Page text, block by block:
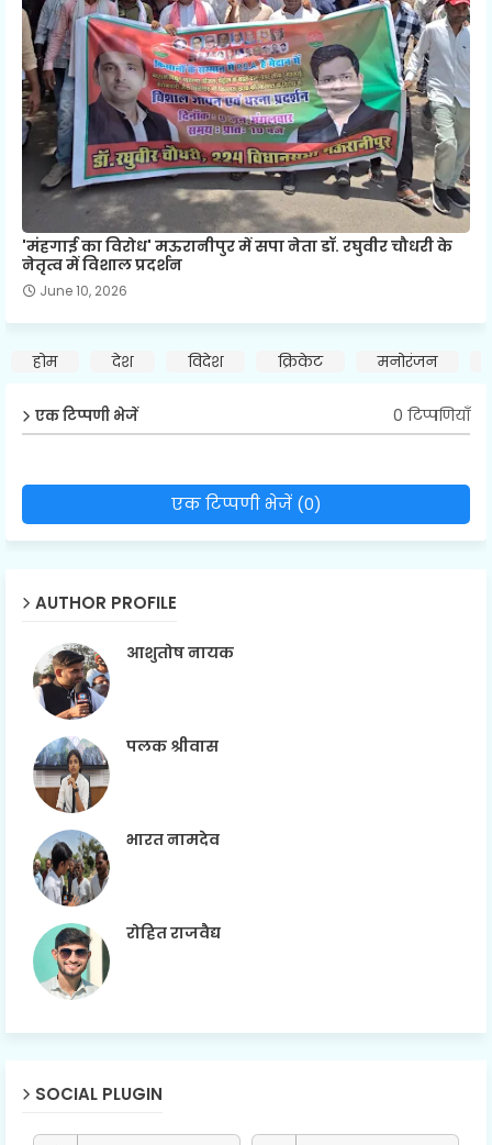
'मंहगाई का विरोध' मऊरानीपुर में सपा नेता डॉ. रघुवीर चौधरी के
नेतृत्व में विशाल प्रदर्शन
June 10, 2026
होम देश विदेश क्रिकेट मनोरंजन
एक टिप्पणी भेजें 0 टिप्पणियाँ
एक टिप्पणी भेजें (0)
AUTHOR PROFILE
आशुतोष नायक
पलक श्रीवास
भारत नामदेव
रोहित राजवैद्य
SOCIAL PLUGIN